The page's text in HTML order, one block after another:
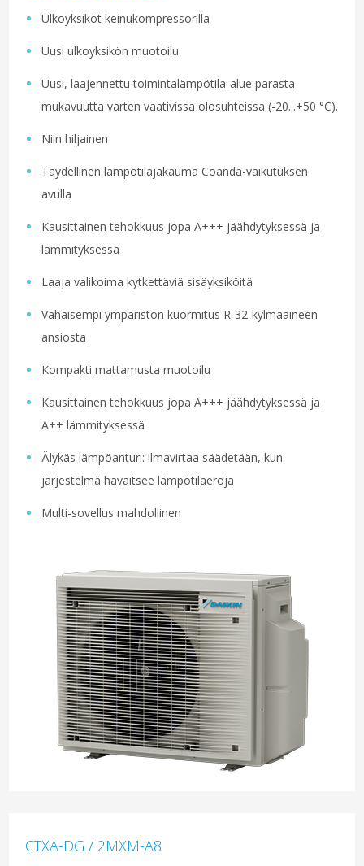
Ulkoyksiköt keinukompressorilla
Uusi ulkoyksikön muotoilu
Uusi, laajennettu toimintalämpötila-alue parasta
mukavuutta varten vaativissa olosuhteissa (-20...+50 °C).
Niin hiljainen
Täydellinen lämpötilajakauma Coanda-vaikutuksen
avulla
Kausittainen tehokkuus jopa A+++ jäähdytyksessä ja
lämmityksessä
Laaja valikoima kytkettäviä sisäyksiköitä
Vähäisempi ympäristön kuormitus R-32-kylmäaineen
ansiosta
Kompakti mattamusta muotoilu
Kausittainen tehokkuus jopa A+++ jäähdytyksessä ja
A++ lämmityksessä
Älykäs lämpöanturi: ilmavirtaa säädetään, kun
järjestelmä havaitsee lämpötilaeroja
Multi-sovellus mahdollinen
CTXA-DG / 2MXM-A8